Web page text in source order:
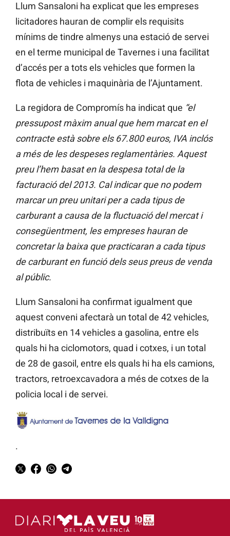
Llum Sansaloni ha explicat que les empreses
licitadores hauran de complir els requisits
mínims de tindre almenys una estació de servei
en el terme municipal de Tavernes i una facilitat
d’accés per a tots els vehicles que formen la
flota de vehicles i maquinària de l’Ajuntament.
La regidora de Compromís ha indicat que “el
pressupost màxim anual que hem marcat en el
contracte està sobre els 67.800 euros, IVA inclós
a més de les despeses reglamentàries. Aquest
preu l’hem basat en la despesa total de la
facturació del 2013. Cal indicar que no podem
marcar un preu unitari per a cada tipus de
carburant a causa de la fluctuació del mercat i
consegüentment, les empreses hauran de
concretar la baixa que practicaran a cada tipus
de carburant en funció dels seus preus de venda
al públic.
Llum Sansaloni ha confirmat igualment que
aquest conveni afectarà un total de 42 vehicles,
distribuïts en 14 vehicles a gasolina, entre els
quals hi ha ciclomotors, quad i cotxes, i un total
de 28 de gasoil, entre els quals hi ha els camions,
tractors, retroexcavadora a més de cotxes de la
policia local i de servei.
.